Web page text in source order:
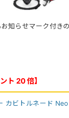
知らせマーク付き
ト 20 倍】
カビトルネード Neo